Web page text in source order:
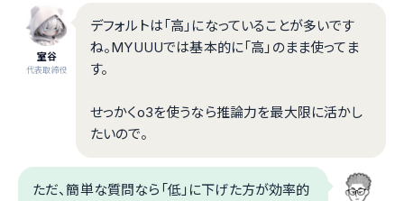
室谷
代表取締役
デフォルトは「高」になっていることが多いです
ね。MYUUUでは基本的に「高」のまま使ってま
す。
せっかくo3を使うなら推論力を最大限に活かし
たいので。
ただ、簡単な質問なら「低」に下げた方が効率的